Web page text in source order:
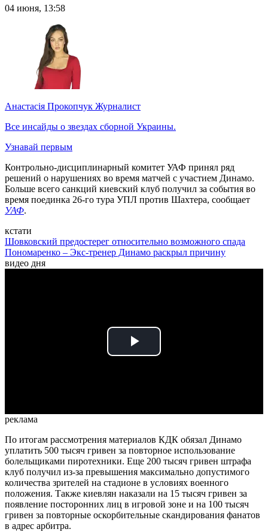
04 июня, 13:58
Анастасія Прокопчук Журналист
Все инсайды о звездах сборной Украины.
Узнавай первым
Контрольно-дисциплинарный комитет УАФ принял ряд
решений о нарушениях во время матчей с участием Динамо.
Больше всего санкций киевский клуб получил за события во
время поединка 26-го тура УПЛ против Шахтера, сообщает
УАФ.
кстати
Шовковский предостерег относительно возможного спада
Пономаренко – Экс-тренер Динамо раскрыл причину
видео дня
Play
реклама
По итогам рассмотрения материалов КДК обязал Динамо
уплатить 500 тысяч гривен за повторное использование
болельщиками пиротехники. Еще 200 тысяч гривен штрафа
клуб получил из-за превышения максимально допустимого
количества зрителей на стадионе в условиях военного
положения. Также киевлян наказали на 15 тысяч гривен за
появление посторонних лиц в игровой зоне и на 100 тысяч
гривен за повторные оскорбительные скандирования фанатов
в адрес арбитра.